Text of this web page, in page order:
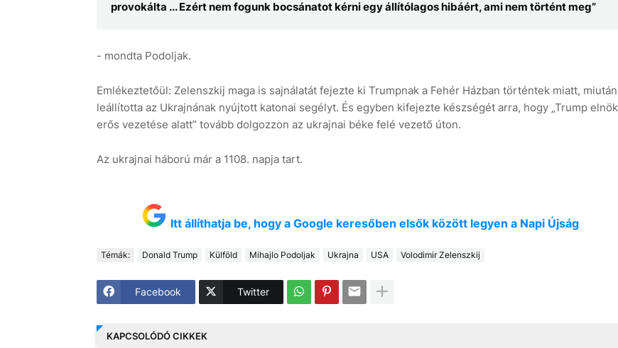
provokálta ... Ezért nem fogunk bocsánatot kérni egy állítólagos hibáért, ami nem történt meg”
- mondta Podoljak.
Emlékeztetőül: Zelenszkij maga is sajnálatát fejezte ki Trumpnak a Fehér Házban történtek miatt, miután
leállította az Ukrajnának nyújtott katonai segélyt. És egyben kifejezte készségét arra, hogy „Trump elnök
erős vezetése alatt” tovább dolgozzon az ukrajnai béke felé vezető úton.
Az ukrajnai háború már a 1108. napja tart.
Itt állíthatja be, hogy a Google keresőben elsők között legyen a Napi Újság
Témák: Donald Trump Külföld Mihajlo Podoljak Ukrajna USA Volodimir Zelenszkij
Facebook Twitter
KAPCSOLÓDÓ CIKKEK